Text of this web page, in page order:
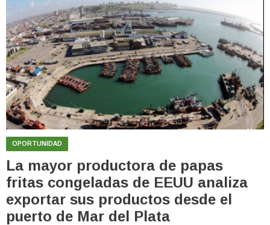
OPORTUNIDAD
La mayor productora de papas
fritas congeladas de EEUU analiza
exportar sus productos desde el
puerto de Mar del Plata